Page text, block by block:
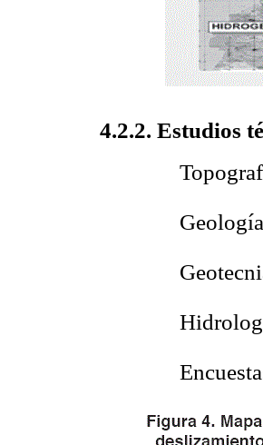
4.2.2. Estudios

 Geología


